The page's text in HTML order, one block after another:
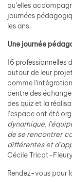
qu’elles
journées
les ans.
Une journée
16 professionnelles
autour de leur
comme
centre des
des quiz et la
l’espace ont été
dynamique,
de se rencontrer
différentes et
Cécile Tricot-
Rendez-vous pour